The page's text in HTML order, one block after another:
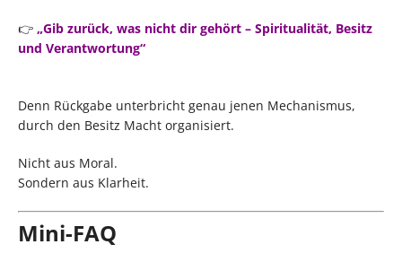
👉 „Gib zurück, was nicht dir gehört – Spiritualität, Besitz
und Verantwortung“
Denn Rückgabe unterbricht genau jenen Mechanismus,
durch den Besitz Macht organisiert.
Nicht aus Moral.
Sondern aus Klarheit.
Mini-FAQ